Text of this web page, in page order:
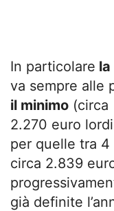
In particolare
va sempre alle
il minimo (circa
2.270 euro
per quelle tra
circa 2.839
già definite